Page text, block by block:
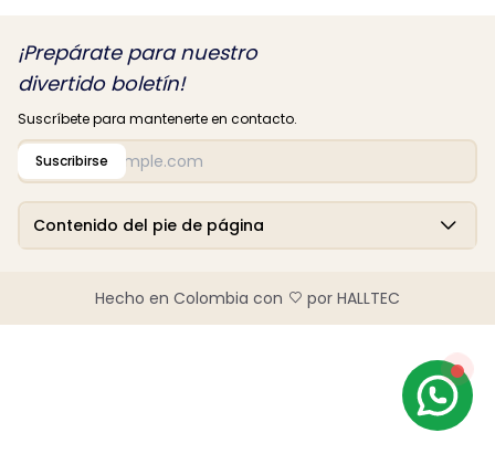
Contenido del pie de página
¡Prepárate para nuestro
divertido boletín!
Suscríbete para mantenerte en contacto.
Suscribirse
Hecho en Colombia con por HALLTEC